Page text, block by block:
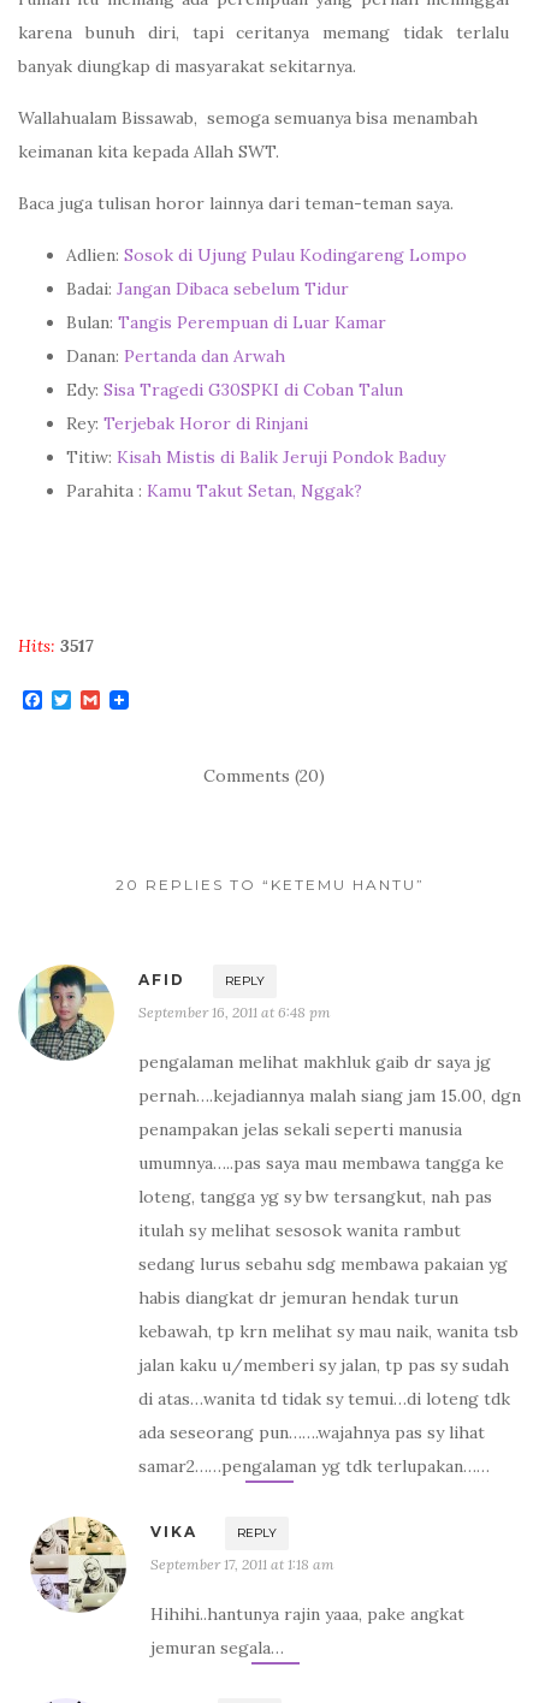
karena bunuh diri, tapi ceritanya memang tidak terlalu
banyak diungkap di masyarakat sekitarnya.
Wallahualam Bissawab, semoga semuanya bisa menambah
keimanan kita kepada Allah SWT.
Baca juga tulisan horor lainnya dari teman-teman saya.
Adlien: Sosok di Ujung Pulau Kodingareng Lompo
Badai: Jangan Dibaca sebelum Tidur
Bulan: Tangis Perempuan di Luar Kamar
Danan: Pertanda dan Arwah
Edy: Sisa Tragedi G30SPKI di Coban Talun
Rey: Terjebak Horor di Rinjani
Titiw: Kisah Mistis di Balik Jeruji Pondok Baduy
Parahita : Kamu Takut Setan, Nggak?
Hits: 3517
F
T
G
Comments (20)
20 REPLIES TO “KETEMU HANTU”
AFID REPLY
September 16, 2011 at 6:48 pm
pengalaman melihat makhluk gaib dr saya jg
pernah….kejadiannya malah siang jam 15.00, dgn
penampakan jelas sekali seperti manusia
umumnya…..pas saya mau membawa tangga ke
loteng, tangga yg sy bw tersangkut, nah pas
itulah sy melihat sesosok wanita rambut
sedang lurus sebahu sdg membawa pakaian yg
habis diangkat dr jemuran hendak turun
kebawah, tp krn melihat sy mau naik, wanita tsb
jalan kaku u/memberi sy jalan, tp pas sy sudah
di atas…wanita td tidak sy temui…di loteng tdk
ada seseorang pun…….wajahnya pas sy lihat
samar2……pengalaman yg tdk terlupakan……
VIKA REPLY
September 17, 2011 at 1:18 am
Hihihi..hantunya rajin yaaa, pake angkat
jemuran segala…